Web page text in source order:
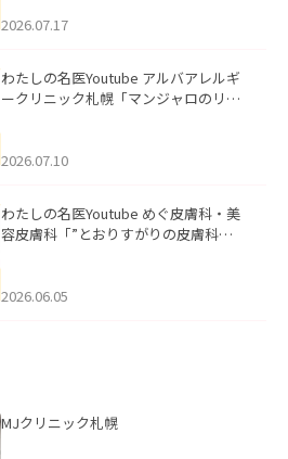
した。
2026.07.17
わたしの名医Youtube アルバアレルギ
ークリニック札幌「マンジャロのリア
た。
2026.07.10
わたしの名医Youtube めぐ皮膚科・美
容皮膚科「”とおりすがりの皮膚科
2026.06.05
MJクリニック札幌